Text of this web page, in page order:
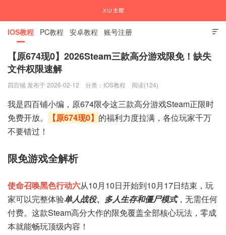
国内外APP下载注册教程

IOS教程 PC教程 安卓教程 账号注册
【原674现0】2026Steam三款高分游戏限免！缺失
文件权限速解
四百铺 发布于 2026-02-12 分类： IOS教程 阅读(124)
我是四百铺小编，原674限令这三款高分游戏Steam正限时
免费开放。
【原674现0】 的福利力度拉满，各位玩家千万
不要错过！
限免游戏全解析
使命召唤黑色行动六从10月10日开始到10月17日结束，玩
家可以完整体验单人战役、多人生存和僵尸模式，无需任何
付费。这款Steam高分大作的限免覆盖全部核心玩法，零成
本就能畅玩顶级内容！